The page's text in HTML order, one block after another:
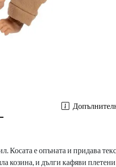
Косата е опъната и придава
козина, и дълги кафяви